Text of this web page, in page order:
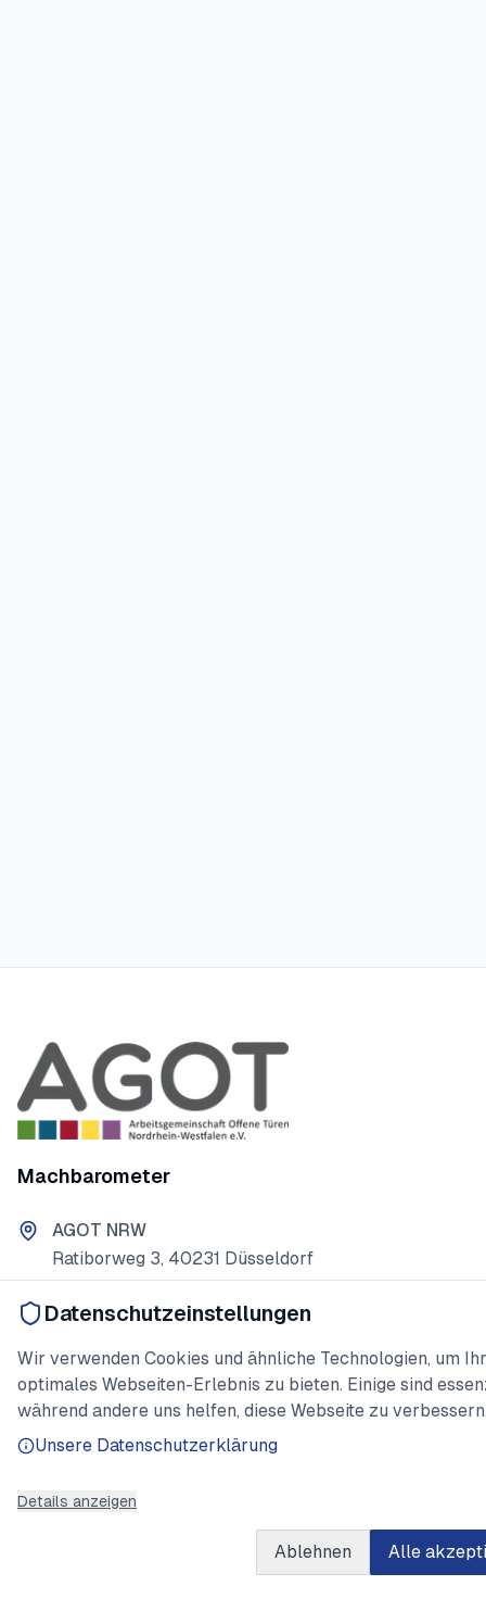
Machbarometer
AGOT NRW
Ratiborweg 3, 40231 Düsseldorf
0211 966 61-132
Wichtige Links
Datenschutzerklärung
Datenschutzeinstellungen
Wir verwenden Cookies und ähnliche Technologien, um
optimales Webseiten-Erlebnis zu bieten. Einige sind
während andere uns helfen, diese Webseite zu
Unsere Datenschutzerklärung
Details anzeigen
Ablehnen Alle